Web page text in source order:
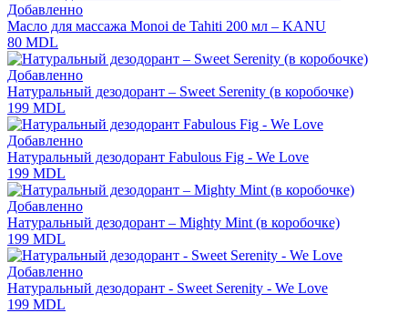
Добавленно
Масло для массажа Monoi de Tahiti 200 мл – KANU
80 MDL
Добавленно
Натуральный дезодорант – Sweet Serenity (в коробочке)
199 MDL
Добавленно
Натуральный дезодорант Fabulous Fig - We Love
199 MDL
Добавленно
Натуральный дезодорант – Mighty Mint (в коробочке)
199 MDL
Добавленно
Натуральный дезодорант - Sweet Serenity - We Love
199 MDL